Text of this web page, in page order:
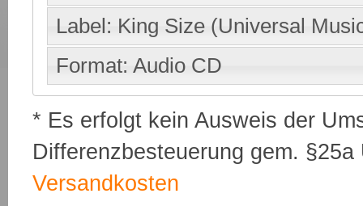
Label: King Size (Universal
Format: Audio CD
* Es erfolgt kein Ausweis der
Differenzbesteuerung gem.
Versandkosten